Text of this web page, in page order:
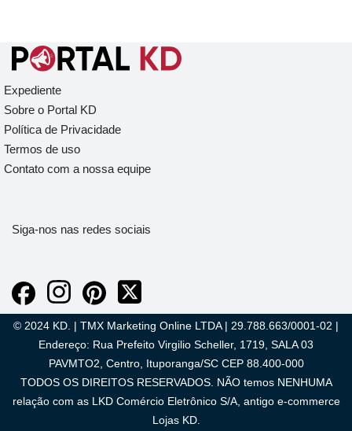
Expediente
Sobre o Portal KD
Política de Privacidade
Termos de uso
Contato com a nossa equipe
Siga-nos nas redes sociais
© 2024 KD. | TMX Marketing Online LTDA | 29.788.663/0001-02 |
Endereço: Rua Prefeito Virgilio Scheller, 1719, SALA 03
PAVMTO2, Centro, Ituporanga/SC CEP 88.400-000
TODOS OS DIREITOS RESERVADOS. NÃO temos NENHUMA
relação com as LKD Comércio Eletrônico S/A, antigo e-commerce
Lojas KD.